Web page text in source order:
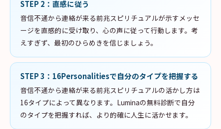
STEP 2 ： 直感に従う
音信不通から連絡が来る前兆スピリチュアルが示すメッセ
ージを直感的に受け取り、心の声に従って行動します。考
えすぎず、最初のひらめきを信じましょう。
STEP3 ： 16Personalitiesで自分のタイプを把握する
音信不通から連絡が来る前兆スピリチュアルの活かし方は
16タイプによって異なります。Luminaの無料診断で自分
のタイプを把握すれば、より的確に人生に活かせます。